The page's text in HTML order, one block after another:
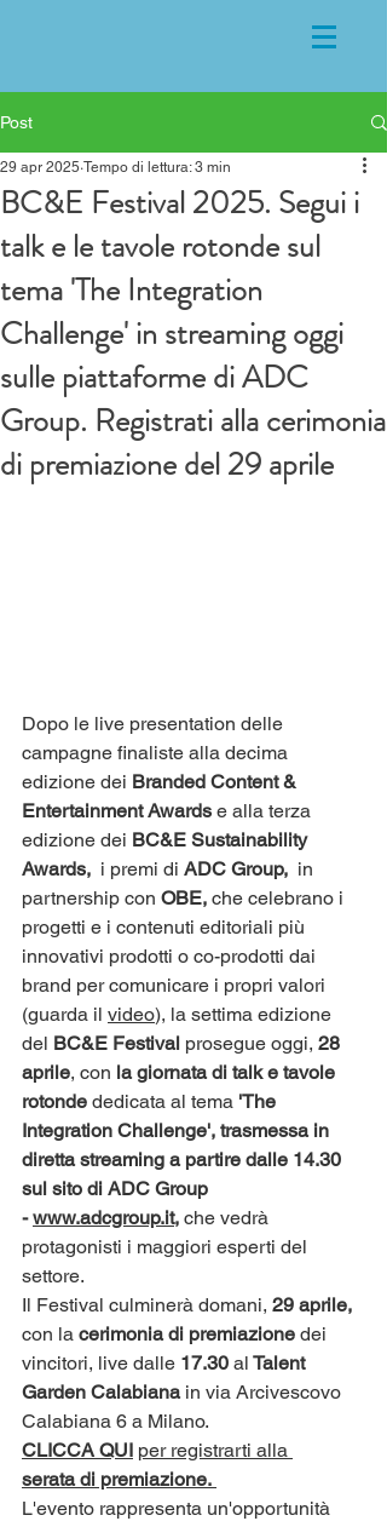
Post
BC&E Festival 2025. Segui i
talk e le tavole rotonde sul
tema 'The Integration
Challenge' in streaming oggi
sulle piattaforme di ADC
Group. Registrati alla cerimonia
di premiazione del 29 aprile
29 apr 2025 Tempo di lettura: 3 min
Dopo le live presentation delle
campagne finaliste alla decima
edizione dei Branded Content &
Entertainment Awards e alla terza
edizione dei BC&E Sustainability
Awards, i premi di ADC Group, in
partnership con OBE, che celebrano i
progetti e i contenuti editoriali più
innovativi prodotti o co-prodotti dai
brand per comunicare i propri valori ​
(guarda il video), la settima edizione
del BC&E Festival prosegue oggi, 28
aprile, con la giornata di talk e tavole
rotonde dedicata al tema 'The
Integration Challenge', trasmessa in
diretta streaming a partire dalle 14.30
sul sito di ADC Group
- www.adcgroup.it, che vedrà
protagonisti i maggiori esperti del
settore.
Il Festival culminerà domani, 29 aprile,
con la cerimonia di premiazione dei
vincitori, live dalle 17.30 al Talent
Garden Calabiana in via Arcivescovo
Calabiana 6 a Milano.
CLICCA QUI per registrarti alla
serata di premiazione.
L'evento rappresenta un'opportunità